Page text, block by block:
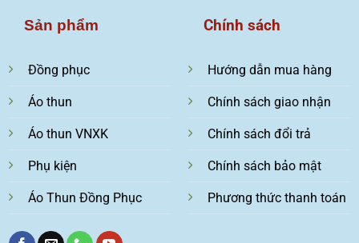
Sản phẩm
Đồng phục
Áo thun
Áo thun VNXK
Phụ kiện
Áo Thun Đồng Phục
Chính sách
Hướng dẫn mua hàng
Chính sách giao nhận
Chính sách đổi trả
Chính sách bảo mật
Phương thức thanh toán